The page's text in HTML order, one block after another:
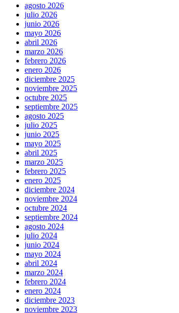
agosto 2026
julio 2026
junio 2026
mayo 2026
abril 2026
marzo 2026
febrero 2026
enero 2026
diciembre 2025
noviembre 2025
octubre 2025
septiembre 2025
agosto 2025
julio 2025
junio 2025
mayo 2025
abril 2025
marzo 2025
febrero 2025
enero 2025
diciembre 2024
noviembre 2024
octubre 2024
septiembre 2024
agosto 2024
julio 2024
junio 2024
mayo 2024
abril 2024
marzo 2024
febrero 2024
enero 2024
diciembre 2023
noviembre 2023